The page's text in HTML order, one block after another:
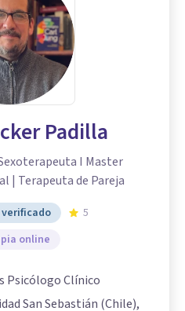
Padilla
I Master
| Terapeuta de Pareja
5
online
Psicólogo Clínico
San Sebastián (Chile),